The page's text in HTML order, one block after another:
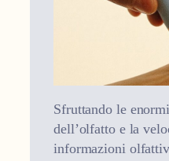
Sfruttando le
dell’olfatto e la
informazioni